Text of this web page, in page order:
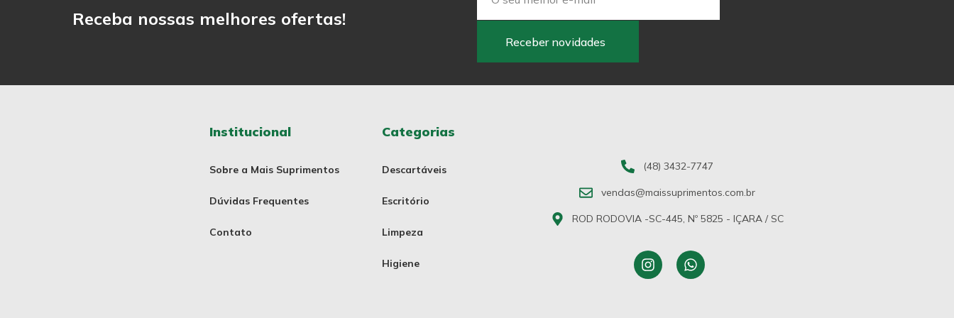
Receba nossas melhores ofertas!
Receber novidades
Institucional
Sobre a Mais Suprimentos
Dúvidas Frequentes
Contato
Categorias
Descartáveis
Escritório
Limpeza
Higiene
(48) 3432-7747
vendas@maissuprimentos.com.br
ROD RODOVIA -SC-445, Nº 5825 - IÇARA / SC